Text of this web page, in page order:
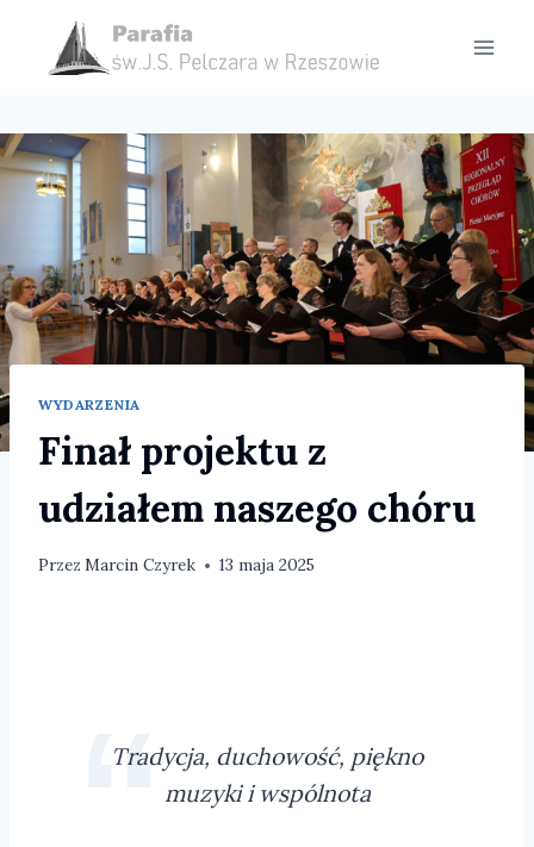
treści
WYDARZENIA
Finał projektu z
udziałem naszego chóru
Przez Marcin Czyrek 13 maja 2025
Tradycja, duchowość, piękno
muzyki i wspólnota